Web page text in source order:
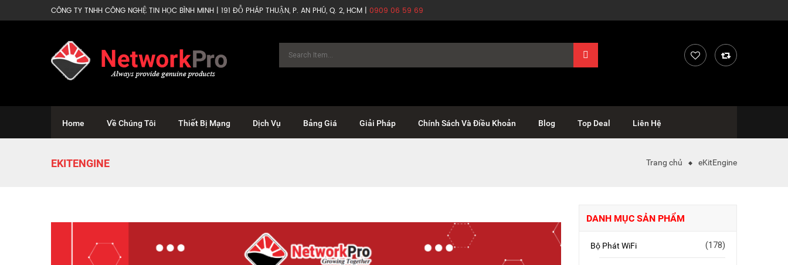
CÔNG TY TNHH CÔNG NGHỆ TIN HỌC BÌNH MINH | 191 ĐỖ PHÁP THUẬN, P. AN PHÚ, Q. 2, HCM | 0909 06 59 69
Home Về Chúng Tôi Thiết Bị Mạng Dịch Vụ Bảng Giá Giải Pháp Chính Sách Và Điều Khoản Blog Top Deal Liên Hệ
EKITENGINE Trang chủ eKitEngine
DANH MỤC SẢN PHẨM
Bộ Phát WiFi (178)